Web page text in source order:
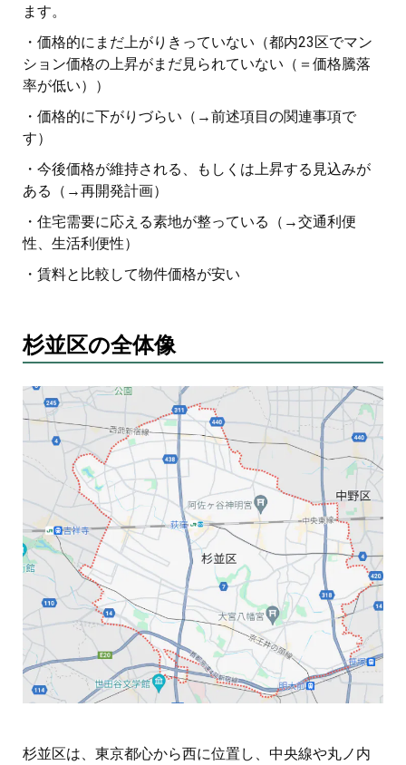
ます。
・価格的にまだ上がりきっていない（都内23区でマン
ション価格の上昇がまだ見られていない（＝価格騰落
率が低い））
・価格的に下がりづらい（→前述項目の関連事項で
す）
・今後価格が維持される、もしくは上昇する見込みが
ある（→再開発計画）
・住宅需要に応える素地が整っている（→交通利便
性、生活利便性）
・賃料と比較して物件価格が安い
杉並区の全体像
杉並区は、東京都心から西に位置し、中央線や丸ノ内